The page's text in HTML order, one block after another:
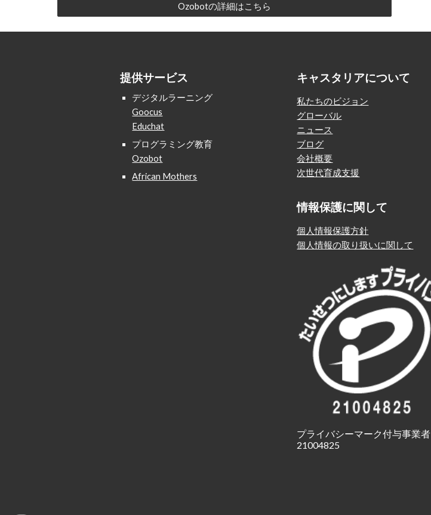
Ozobotの詳細はこちら
提供サービス
デジタルラーニング
Goocus
Educhat
プログラミング教育
Ozobot
African Mothers
キャスタリアについて
私たちのビジョン
グローバル
ニュース
ブログ
会社概要
次世代育成支援
情報保護に関して
個人情報保護方針
個人情報の取り扱いに関して
プライバシーマーク付与事業者
21004825